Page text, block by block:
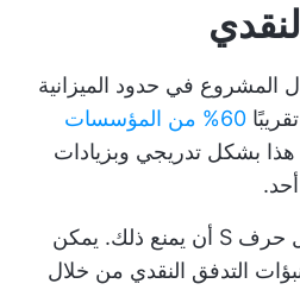
المشروع في حدود الميزانية
60% من المؤسسات
هذا بشكل تدريجي وبزيادات
يمكن للمنحنى على شكل حرف S أن يمنع ذلك. يمكن
التدفق النقدي من خلال